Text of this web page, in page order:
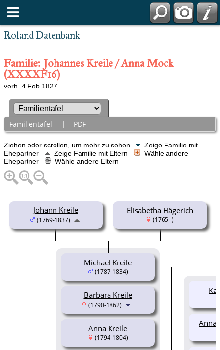
Roland Datenbank
Familie: Johannes Kreile / Anna Mock
(XXXXF16)
verh. 4 Feb 1827
Familientafel | PDF
Ziehen oder scrollen, um mehr zu sehen
Zeige Familie mit
Ehepartner
Zeige Familie mit Eltern
Wähle andere
Ehepartner
Wähle andere Eltern
Johann Kreile
(1769-1837)
Elisabetha Hägerich
(1765- )
Michael Kreile
(1787-1834)
Barbara Kreile
(1790-1862)
Anna Kreile
(1794-1804)
Anna